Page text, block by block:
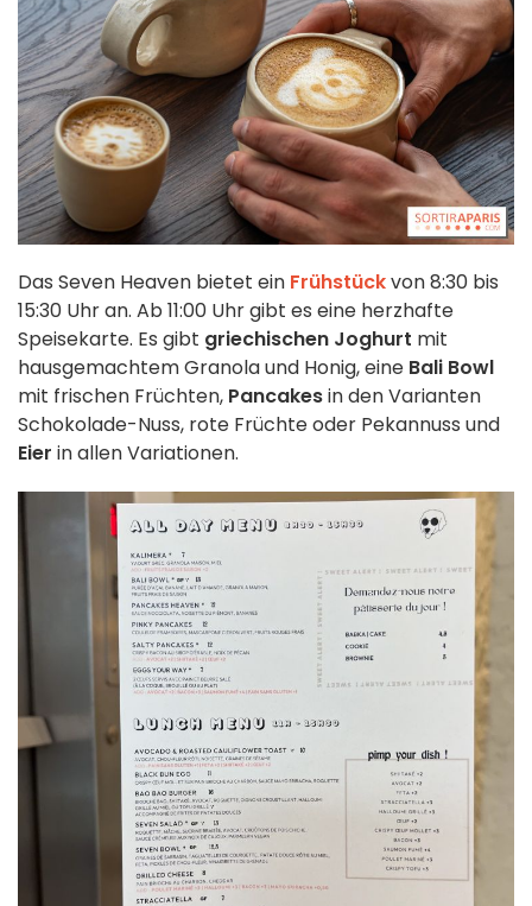
Das Seven Heaven bietet ein Frühstückvon 8:30 bis
15:30 Uhr an. Ab 11:00 Uhr gibt es eine herzhafte
Speisekarte. Es gibt griechischen Joghurt mit
hausgemachtem Granola und Honig, eine Bali Bowl
mit frischen Früchten, Pancakesin den Varianten
Schokolade-Nuss, rote Früchte oder Pekannuss und
Eier in allen Variationen.